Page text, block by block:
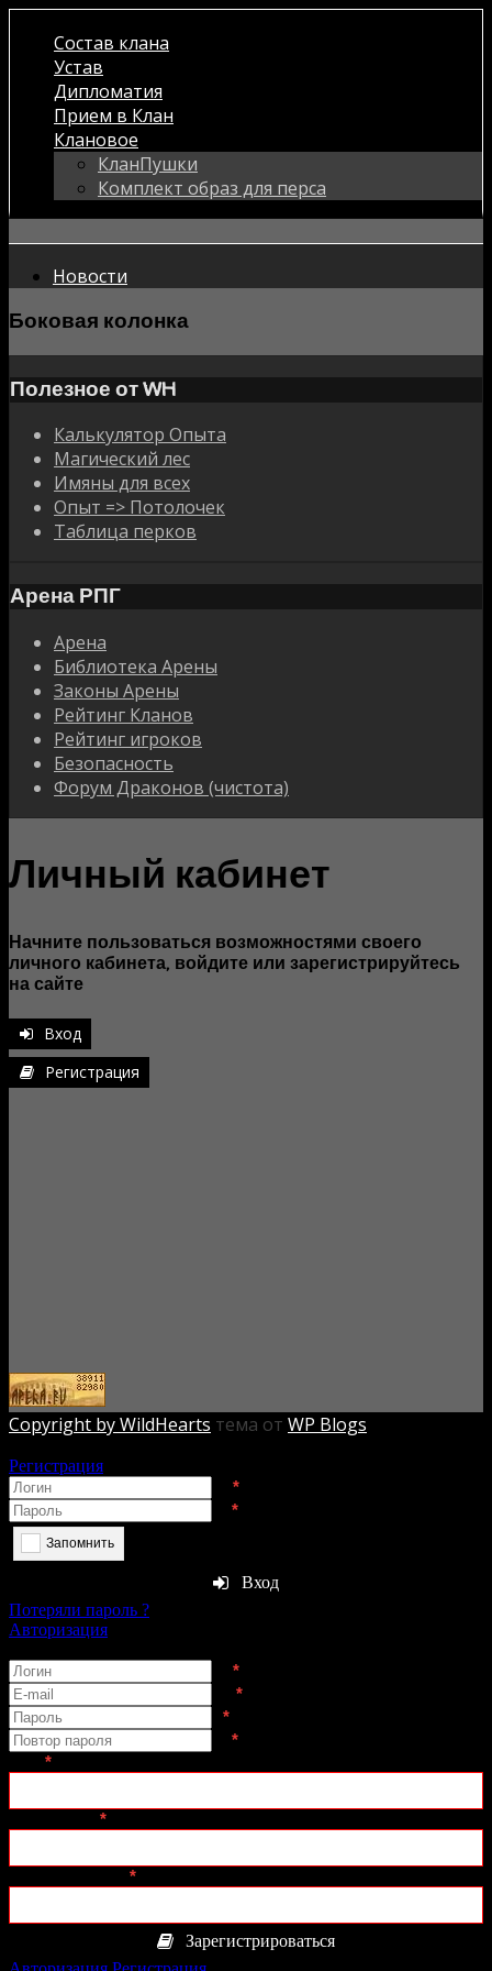
Состав клана
Устав
Дипломатия
Прием в Клан
Клановое
КланПушки
Комплект образ для перса
Новости
Боковая колонка
Полезное от WH
Калькулятор Опыта
Магический лес
Имяны для всех
Опыт => Потолочек
Таблица перков
Арена РПГ
Арена
Библиотека Арены
Законы Арены
Рейтинг Кланов
Рейтинг игроков
Безопасность
Форум Драконов (чистота)
Личный кабинет
Начните пользоваться возможностями своего
личного кабинета, войдите или зарегистрируйтесь
на сайте
Вход
Регистрация
Copyright by WildHearts тема от WP Blogs
Регистрация
*
*
Запомнить
Вход
Потеряли пароль ?
Авторизация
*
*
*
*
*
*
*
Зарегистрироваться